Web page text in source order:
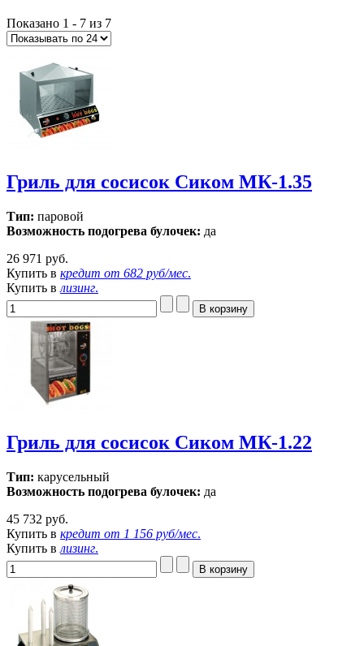
Показано 1 - 7 из 7
Гриль для сосисок Сиком МК-1.35
Тип: паровой
Возможность подогрева булочек: да
26 971 руб.
Купить в кредит от 682 руб/мес.
Купить в лизинг.
Гриль для сосисок Сиком МК-1.22
Тип: карусельный
Возможность подогрева булочек: да
45 732 руб.
Купить в кредит от 1 156 руб/мес.
Купить в лизинг.